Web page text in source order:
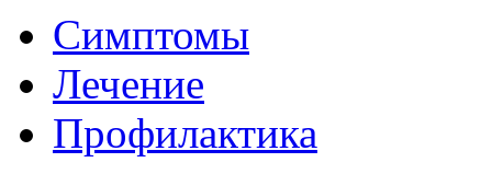
Симптомы
Лечение
Профилактика